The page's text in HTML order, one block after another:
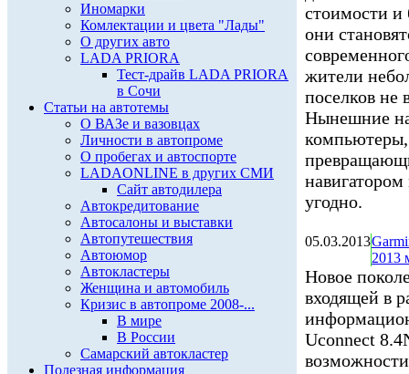
Иномарки
Комлектации и цвета "Лады"
О других авто
LADA PRIORA
Тест-драйв LADA PRIORA
в Сочи
Статьи на автотемы
О ВАЗе и вазовцах
Личности в автопроме
О пробегах и автоспорте
LADAONLINE в других СМИ
Сайт автодилера
Автокредитование
Автосалоны и выставки
Автопутешествия
Автоюмор
Автокластеры
Женщина и автомобиль
Кризис в автопроме 2008-...
В мире
В России
Самарский автокластер
Полезная информация
стоимости и
они
жители
поселков не
Нынешние
угодно.
05.03.2013
2013
Новое
входящей в
Uconnect